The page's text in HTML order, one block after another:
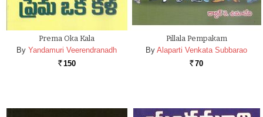
Prema Oka Kala
By Yandamuri Veerendranadh
Rs. 150
Pillala Pempakam
By Alaparti Venkata Subbarao
Rs. 70